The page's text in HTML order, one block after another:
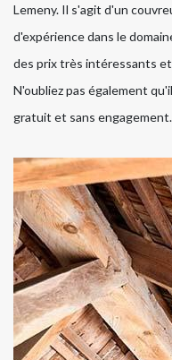
Lemeny. Il s'agit d'un
d'expérience dans le
des prix très intéressants
N'oubliez pas également
gratuit et sans engagement.